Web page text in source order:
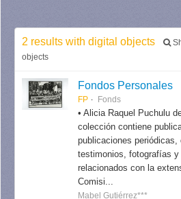
2 results with digital objects
objects
Fondos Personales
FP Fonds
• Alicia Raquel Puchulu
colección contiene
publicaciones
testimonios, fotografías
relacionados con la
Comisi...
Mabel Gutiérrez***